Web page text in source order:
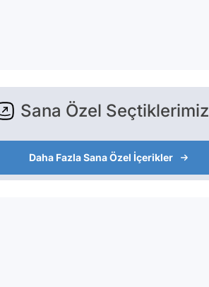
Sana Özel Seçtiklerimiz
Daha Fazla Sana Özel İçerikler